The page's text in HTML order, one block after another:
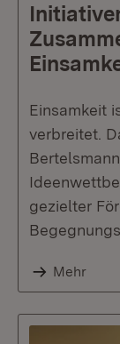
Einsamkeit
verbreitet.
gezielter
Mehr